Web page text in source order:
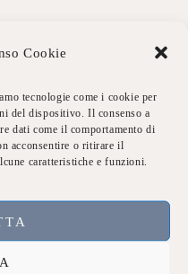
Cookie
tecnologie come i cookie per
del dispositivo. Il consenso a
dati come il comportamento di
acconsentire o ritirare il
caratteristiche e funzioni.